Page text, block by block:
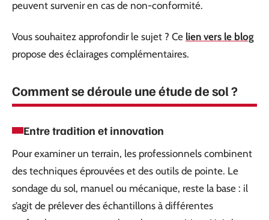
peuvent survenir en cas de non-conformité.
Vous souhaitez approfondir le sujet ? Ce lien vers le blog
propose des éclairages complémentaires.
Comment se déroule une étude de sol ?
Entre tradition et innovation
Pour examiner un terrain, les professionnels combinent
des techniques éprouvées et des outils de pointe. Le
sondage du sol, manuel ou mécanique, reste la base : il
s’agit de prélever des échantillons à différentes